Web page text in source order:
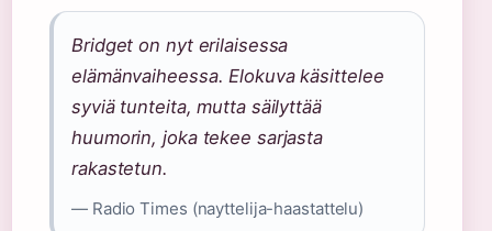
Bridget on nyt erilaisessa
elämänvaiheessa. Elokuva käsittelee
syviä tunteita, mutta säilyttää
huumorin, joka tekee sarjasta
rakastetun.
— Radio Times (nayttelija-haastattelu)